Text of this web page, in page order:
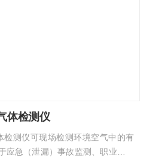
体检测仪
检测仪可现场检测环境空气中的有
应急（泄漏）事故监测、职业卫生